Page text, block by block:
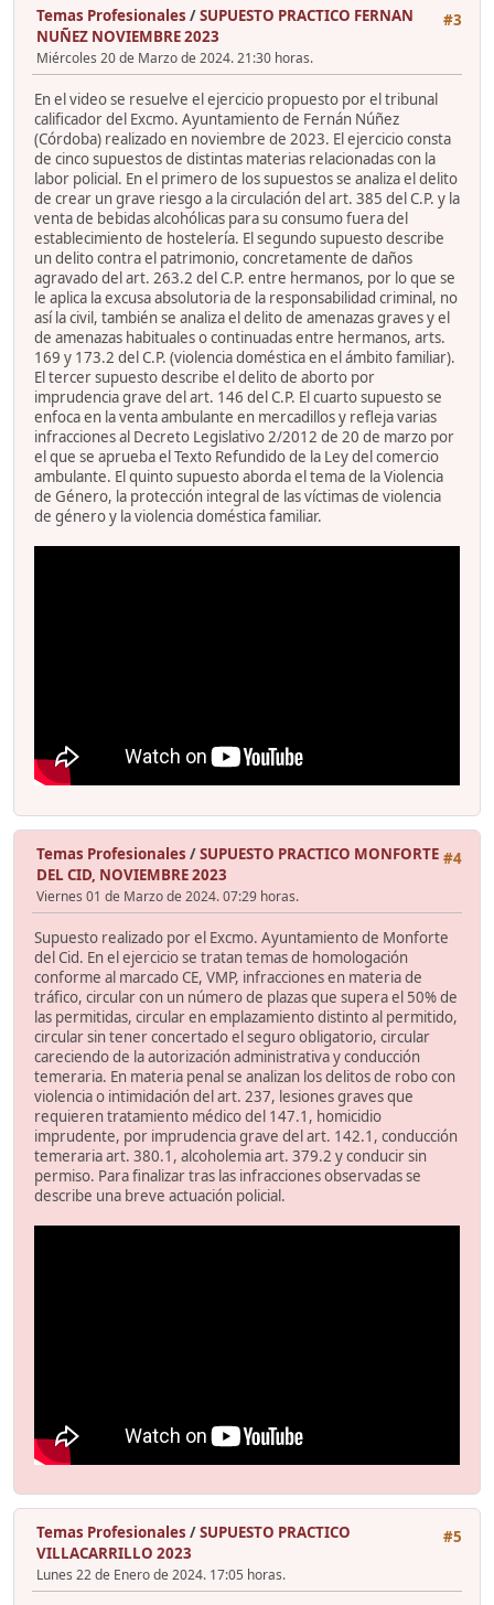
#3
Temas Profesionales /SUPUESTO PRACTICO FERNAN
NUÑEZ NOVIEMBRE 2023
Miércoles 20 de Marzo de 2024. 21:30 horas.
En el video se resuelve el ejercicio propuesto por el tribunal
calificador del Excmo. Ayuntamiento de Fernán Núñez
(Córdoba) realizado en noviembre de 2023. El ejercicio consta
de cinco supuestos de distintas materias relacionadas con la
labor policial. En el primero de los supuestos se analiza el delito
de crear un grave riesgo a la circulación del art. 385 del C.P. y la
venta de bebidas alcohólicas para su consumo fuera del
establecimiento de hostelería. El segundo supuesto describe
un delito contra el patrimonio, concretamente de daños
agravado del art. 263.2 del C.P. entre hermanos, por lo que se
le aplica la excusa absolutoria de la responsabilidad criminal, no
así la civil, también se analiza el delito de amenazas graves y el
de amenazas habituales o continuadas entre hermanos, arts.
169 y 173.2 del C.P. (violencia doméstica en el ámbito familiar).
El tercer supuesto describe el delito de aborto por
imprudencia grave del art. 146 del C.P. El cuarto supuesto se
enfoca en la venta ambulante en mercadillos y refleja varias
infracciones al Decreto Legislativo 2/2012 de 20 de marzo por
el que se aprueba el Texto Refundido de la Ley del comercio
ambulante. El quinto supuesto aborda el tema de la Violencia
de Género, la protección integral de las víctimas de violencia
de género y la violencia doméstica familiar.
#4
Temas Profesionales /SUPUESTO PRACTICO MONFORTE
DEL CID, NOVIEMBRE 2023
Viernes 01 de Marzo de 2024. 07:29 horas.
Supuesto realizado por el Excmo. Ayuntamiento de Monforte
del Cid. En el ejercicio se tratan temas de homologación
conforme al marcado CE, VMP, infracciones en materia de
tráfico, circular con un número de plazas que supera el 50% de
las permitidas, circular en emplazamiento distinto al permitido,
circular sin tener concertado el seguro obligatorio, circular
careciendo de la autorización administrativa y conducción
temeraria. En materia penal se analizan los delitos de robo con
violencia o intimidación del art. 237, lesiones graves que
requieren tratamiento médico del 147.1, homicidio
imprudente, por imprudencia grave del art. 142.1, conducción
temeraria art. 380.1, alcoholemia art. 379.2 y conducir sin
permiso. Para finalizar tras las infracciones observadas se
describe una breve actuación policial.
#5
Temas Profesionales /SUPUESTO PRACTICO
VILLACARRILLO 2023
Lunes 22 de Enero de 2024. 17:05 horas.